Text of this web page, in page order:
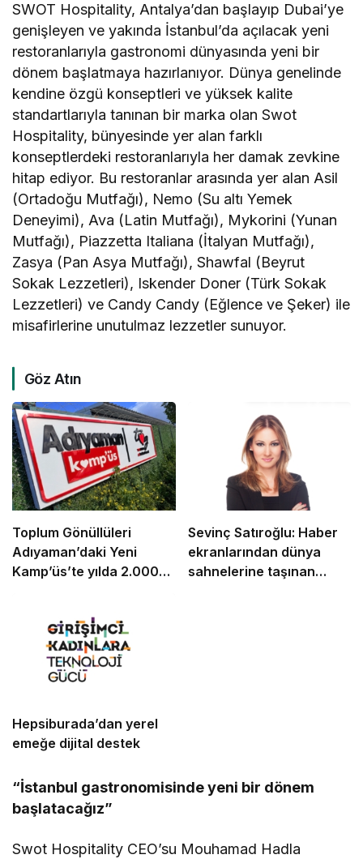
SWOT Hospitality, Antalya’dan başlayıp Dubai’ye
genişleyen ve yakında İstanbul’da açılacak yeni
restoranlarıyla gastronomi dünyasında yeni bir
dönem başlatmaya hazırlanıyor. Dünya genelinde
kendine özgü konseptleri ve yüksek kalite
standartlarıyla tanınan bir marka olan Swot
Hospitality, bünyesinde yer alan farklı
konseptlerdeki restoranlarıyla her damak zevkine
hitap ediyor. Bu restoranlar arasında yer alan Asil
(Ortadoğu Mutfağı), Nemo (Su altı Yemek
Deneyimi), Ava (Latin Mutfağı), Mykorini (Yunan
Mutfağı), Piazzetta Italiana (İtalyan Mutfağı),
Zasya (Pan Asya Mutfağı), Shawfal (Beyrut
Sokak Lezzetleri), Iskender Doner (Türk Sokak
Lezzetleri) ve Candy Candy (Eğlence ve Şeker) ile
misafirlerine unutulmaz lezzetler sunuyor.
Göz Atın
Toplum Gönüllüleri
Adıyaman’daki Yeni
Kamp’üs’te yılda 2.000
Sevinç Satıroğlu: Haber
ekranlarından dünya
sahnelerine taşınan
Hepsiburada’dan yerel
emeğe dijital destek
“İstanbul gastronomisinde yeni bir dönem
başlatacağız”
Swot Hospitality CEO’su Mouhamad Hadla